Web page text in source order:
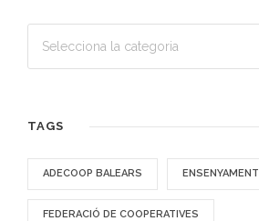
TAGS
ADECOOP BALEARS ENSENYAMENT
FEDERACIÓ DE COOPERATIVES